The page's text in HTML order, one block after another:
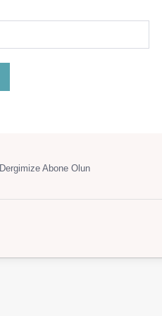
Dergimize Abone Olun